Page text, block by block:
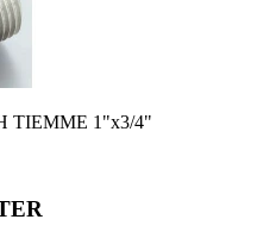
TIEMME 1"x3/4"